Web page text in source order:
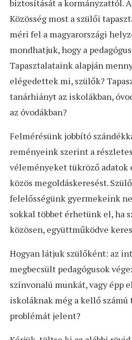
biztosítását a kormányzattól.
Közösség most a szülői
méri fel a magyarországi
mondhatjuk, hogy a
Tapasztalataink alapján
elégedettek mi, szülők?
tanárhiányt az iskolákban,
az óvodákban?
Felmérésünk jobbító
reményeink szerint a
véleményeket tükröző
közös megoldáskeresést.
felelősségünk gyermekeink
sokkal többet érhetünk el, ha
közösen, együttműködve
Hogyan látjuk szülőként: az
megbecsült pedagógusok
színvonalú munkát, vagy épp
iskoláknak még a kellő számú
problémát jelent?